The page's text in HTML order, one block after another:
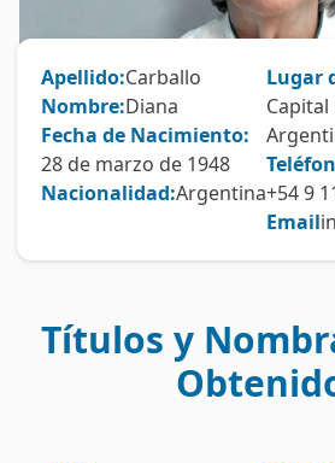
Apellido:Carballo
Nombre:Diana
Fecha de Nacimiento:
28 de marzo de 1948
Nacionalidad:Argentina
Lugar
Capital
+54 9
Email
Títulos y